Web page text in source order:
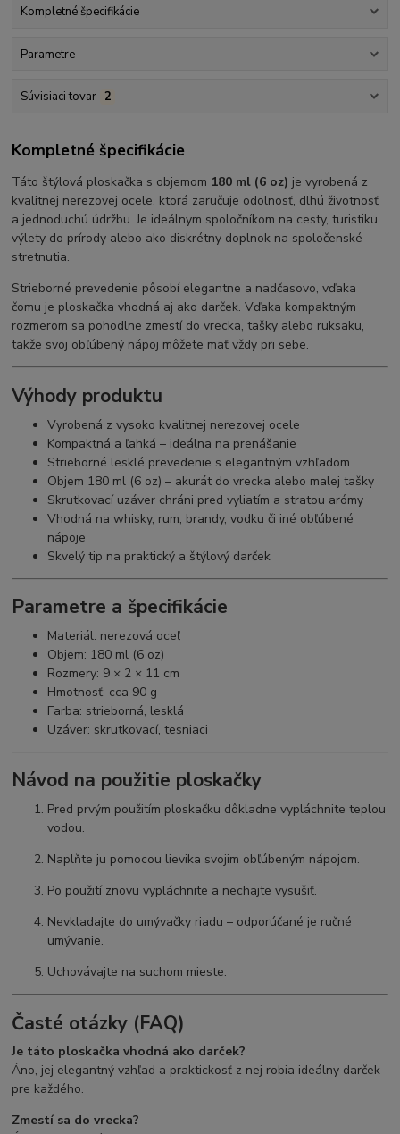
Kompletné špecifikácie
Parametre
Súvisiaci tovar 2
Kompletné špecifikácie
Táto štýlová ploskačka s objemom 180 ml (6 oz) je vyrobená z
kvalitnej nerezovej ocele, ktorá zaručuje odolnosť, dlhú životnosť
a jednoduchú údržbu. Je ideálnym spoločníkom na cesty, turistiku,
výlety do prírody alebo ako diskrétny doplnok na spoločenské
stretnutia.
Strieborné prevedenie pôsobí elegantne a nadčasovo, vďaka
čomu je ploskačka vhodná aj ako darček. Vďaka kompaktným
rozmerom sa pohodlne zmestí do vrecka, tašky alebo ruksaku,
takže svoj obľúbený nápoj môžete mať vždy pri sebe.
Výhody produktu
Vyrobená z vysoko kvalitnej nerezovej ocele
Kompaktná a ľahká – ideálna na prenášanie
Strieborné lesklé prevedenie s elegantným vzhľadom
Objem 180 ml (6 oz) – akurát do vrecka alebo malej tašky
Skrutkovací uzáver chráni pred vyliatím a stratou arómy
Vhodná na whisky, rum, brandy, vodku či iné obľúbené
nápoje
Skvelý tip na praktický a štýlový darček
Parametre a špecifikácie
Materiál: nerezová oceľ
Objem: 180 ml (6 oz)
Rozmery: 9 × 2 × 11 cm
Hmotnosť: cca 90 g
Farba: strieborná, lesklá
Uzáver: skrutkovací, tesniaci
Návod na použitie ploskačky
Pred prvým použitím ploskačku dôkladne vypláchnite teplou
vodou.
Naplňte ju pomocou lievika svojim obľúbeným nápojom.
Po použití znovu vypláchnite a nechajte vysušiť.
Nevkladajte do umývačky riadu – odporúčané je ručné
umývanie.
Uchovávajte na suchom mieste.
Časté otázky (FAQ)
Je táto ploskačka vhodná ako darček?
Áno, jej elegantný vzhľad a praktickosť z nej robia ideálny darček
pre každého.
Zmestí sa do vrecka?